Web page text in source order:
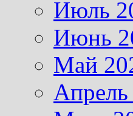
Июль
Июнь
Май
Апрель